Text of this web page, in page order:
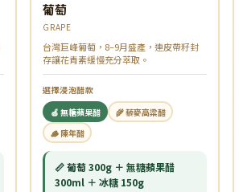
葡萄
GRAPE
台灣巨峰葡萄，8–9月盛產，連皮帶籽封
存讓花青素緩慢充分萃取。
選擇浸泡醋款
🍏 無糖蘋果醋
🌾 藜麥高粱醋
🪵 陳年醋
📏 葡萄 300g ＋ 無糖蘋果醋
300ml ＋ 冰糖 150g